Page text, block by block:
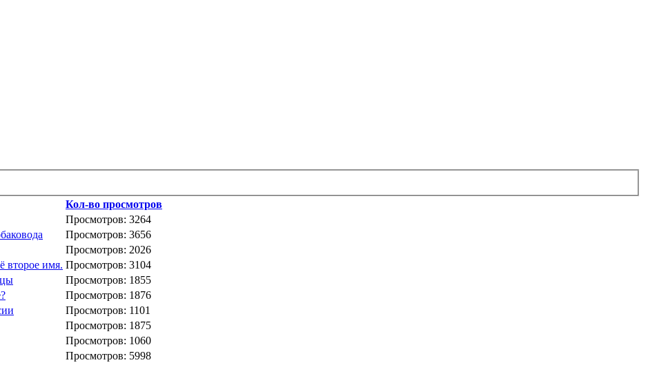
Кол-во просмотров
Просмотров: 3264
Просмотров: 3656
Просмотров: 2026
имя. Просмотров: 3104
Просмотров: 1855
Просмотров: 1876
Просмотров: 1101
Просмотров: 1875
Просмотров: 1060
Просмотров: 5998